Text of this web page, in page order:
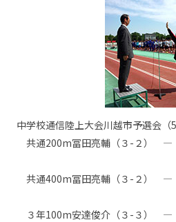
中学校通信陸上大会川越市予選会（
共通200m冨田亮輔（３-２）
共通400m冨田亮輔（３-２）
３年100m安達俊介（３-３）